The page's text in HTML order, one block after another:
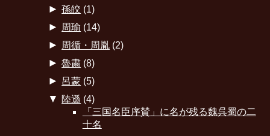
► 孫皎 (1)
► 周瑜 (14)
► 周循・周胤 (2)
► 魯粛 (8)
► 呂蒙 (5)
▼ 陸遜 (4)
「三国名臣序賛」に名が残る魏呉蜀の二
十名